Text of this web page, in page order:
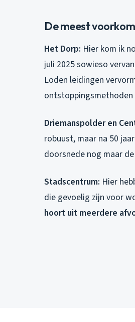
De meest
Het Dorp: Hier kom ik
juli 2025 sowieso
Loden leidingen
ontstoppingsmethoden
Driemanspolder en
robuust, maar na 50
doorsnede nog maar
Stadscentrum: Hier
die gevoelig zijn voor
hoort uit meerdere